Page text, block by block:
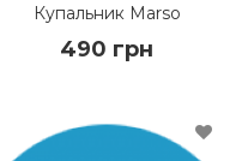
Купальник Marso
490 грн